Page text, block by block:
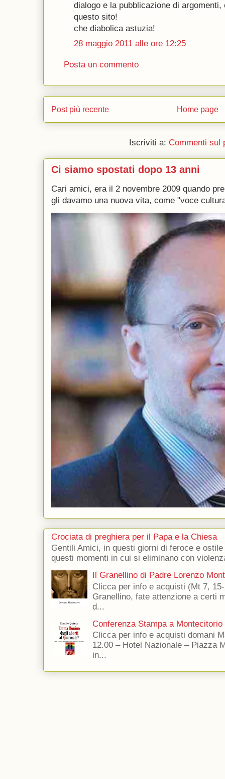
dialogo e la pubblicazione di
questo sito!
che diabolica astuzia!
28 maggio 2011 alle ore 12:25
Posta un commento
Post più recente Home page
Iscriviti a: Commenti sul
Ci siamo spostati dopo 13 anni
Cari amici, era il 2 novembre 2009 quando
gli davamo una nuova vita, come "voce
Crociata di preghiera per il Papa e la Chiesa
Gentili Amici, in questi giorni di feroce e
questi momenti in cui si eliminano con
Il Granellino di Padre Lorenzo
Clicca per info e acquisti (Mt 7,
Granellino, fate attenzione a certi
d...
Conferenza Stampa a Montecitorio
Clicca per info e acquisti domani
12.00 – Hotel Nazionale – Piazza
in...